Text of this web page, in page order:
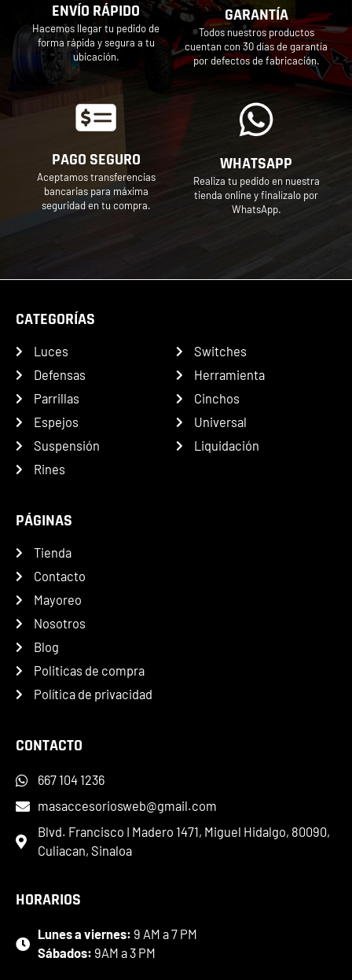
ENVÍO RÁPIDO
Hacemos llegar tu pedido de
forma rápida y segura a tu
ubicación.
GARANTÍA
Todos nuestros productos
cuentan con 30 días de garantía
por defectos de fabricación.
PAGO SEGURO
Aceptamos transferencias
bancarias para máxima
seguridad en tu compra.
WHATSAPP
Realiza tu pedido en nuestra
tienda online y finalízalo por
WhatsApp.
CATEGORÍAS
Luces
Defensas
Parrillas
Espejos
Suspensión
Rines
Switches
Herramienta
Cinchos
Universal
Liquidación
PÁGINAS
Tienda
Contacto
Mayoreo
Nosotros
Blog
Politicas de compra
Política de privacidad
CONTACTO
667 104 1236
masaccesoriosweb@gmail.com
Blvd. Francisco I Madero 1471, Miguel Hidalgo, 80090,
Culiacan, Sinaloa
HORARIOS
Lunes a viernes: 9 AM a 7 PM
Sábados: 9AM a 3 PM